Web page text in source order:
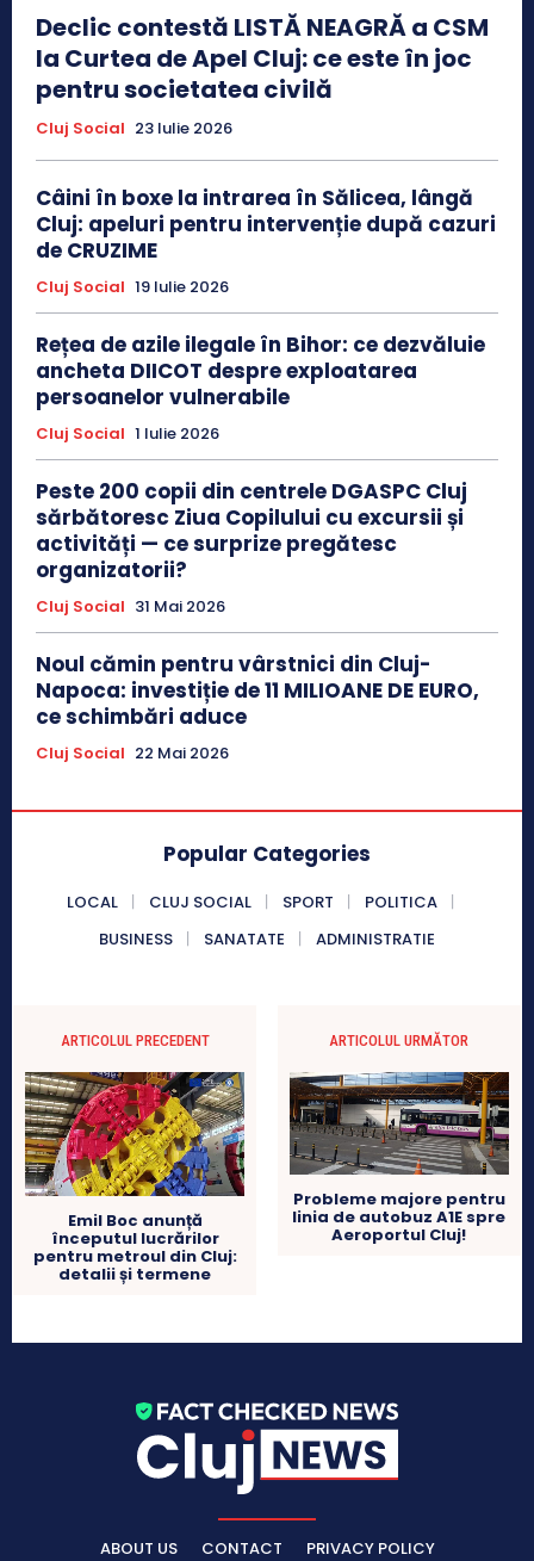
Declic contestă LISTĂ NEAGRĂ a CSM
la Curtea de Apel Cluj: ce este în joc
pentru societatea civilă
Cluj Social 23 Iulie 2026
Câini în boxe la intrarea în Sălicea, lângă
Cluj: apeluri pentru intervenție după cazuri
de CRUZIME
Cluj Social 19 Iulie 2026
Rețea de azile ilegale în Bihor: ce dezvăluie
ancheta DIICOT despre exploatarea
persoanelor vulnerabile
Cluj Social 1 Iulie 2026
Peste 200 copii din centrele DGASPC Cluj
sărbătoresc Ziua Copilului cu excursii și
activități — ce surprize pregătesc
organizatorii?
Cluj Social 31 Mai 2026
Noul cămin pentru vârstnici din Cluj-
Napoca: investiție de 11 MILIOANE DE EURO,
ce schimbări aduce
Cluj Social 22 Mai 2026
Popular Categories
LOCAL CLUJ SOCIAL SPORT
POLITICA
BUSINESS
SANATATE ADMINISTRATIE
ARTICOLUL PRECEDENT
Emil Boc anunță
începutul lucrărilor
pentru metroul din Cluj:
detalii și termene
ARTICOLUL URMĂTOR
Probleme majore pentru
linia de autobuz A1E spre
Aeroportul Cluj!
ABOUT US CONTACT PRIVACY POLICY